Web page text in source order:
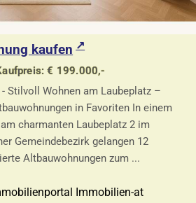
kaufen
€ 199.000,-
Stilvoll Wohnen am Laubeplatz –
in Favoriten In einem
charmanten Laubeplatz 2 im
Gemeindebezirk gelangen 12
Altbauwohnungen zum ...
Immobilien-at